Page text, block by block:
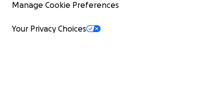
Manage Cookie Preferences
Your Privacy Choices